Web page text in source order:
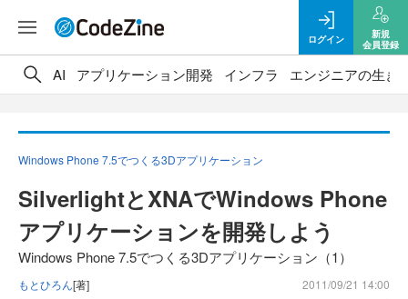
ログイン
新規
会員登録
AI アプリケーション開発 インフラ エンジニアの生き
Windows Phone 7.5でつくる3Dアプリケーション
SilverlightとXNAでWindows Phone
アプリケーションを開発しよう
Windows Phone 7.5でつくる3Dアプリケーション（1）
もとひろん[著] 2011/09/21 14:00